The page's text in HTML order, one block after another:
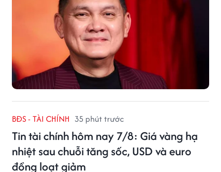
BĐS - TÀI CHÍNH 35 phút trước
Tin tài chính hôm nay 7/8: Giá vàng hạ
nhiệt sau chuỗi tăng sốc, USD và euro
đồng loạt giảm